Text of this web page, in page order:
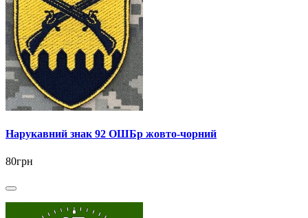
Нарукавний знак 92 ОШБр жовто-чорний
80грн